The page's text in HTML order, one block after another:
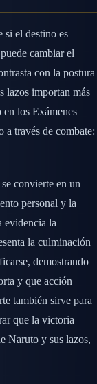
si el destino es
cambiar el
con la postura
lazos importan más
los Exámenes
través de combate:
convierte en un
personal y la
evidencia la
la culminación
demostrando
y que acción
también sirve para
que la victoria
Naruto y sus lazos,